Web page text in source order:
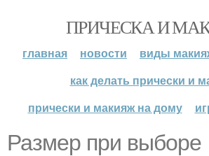
ПРИЧЕСКА И
главная новости
виды
как делать прически и
прически и макияж на дому
Размер при выборе